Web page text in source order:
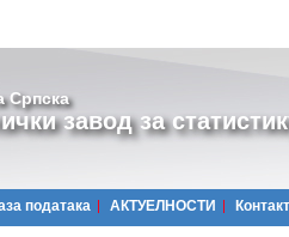
Српска
завод за
података АКТУЕЛНОСТИ Контакт